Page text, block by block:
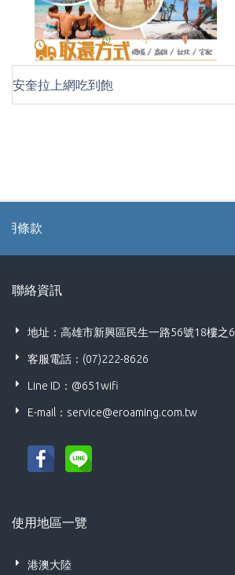
安奎拉上網吃到飽
聯絡資訊
地址：高雄市新興區民生一路56號18樓之6
客服電話：(07)222-8626
Line ID：@651wifi
E-mail： service@eroaming.com.tw
使用地區一覽
港澳大陸